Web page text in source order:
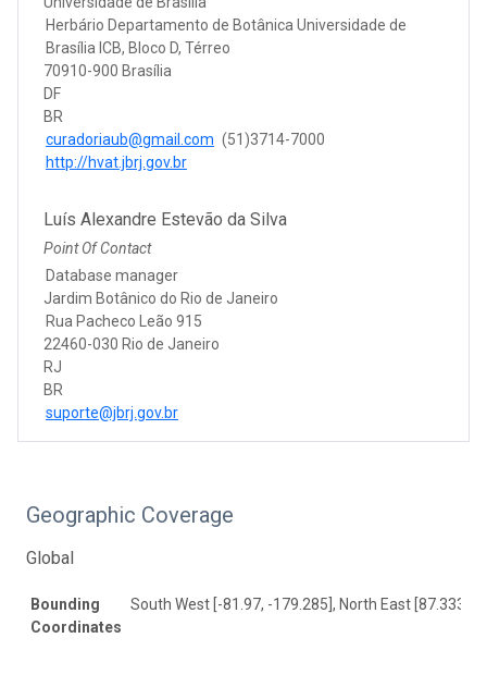
Herbário Departamento de Botânica Universidade de
Brasília ICB, Bloco D, Térreo
70910-900 Brasília
DF
BR
curadoriaub@gmail.com (51)3714-7000
http://hvat.jbrj.gov.br
Luís Alexandre Estevão da Silva
Point Of Contact
Database manager
Jardim Botânico do Rio de Janeiro
Rua Pacheco Leão 915
22460-030 Rio de Janeiro
RJ
BR
suporte@jbrj.gov.br
Geographic Coverage
Global
Bounding
Coordinates
South West [-81.97, -179.285], North East [87.333,